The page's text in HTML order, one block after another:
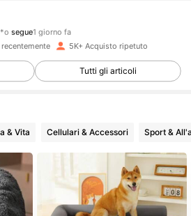
sta navigando
2.1K Follower
2.1K Follower
2.1K Follower
5K+ Acquisto ripetuto
Tutti gli articoli
& Vita Cellulari & Accessori Sport &